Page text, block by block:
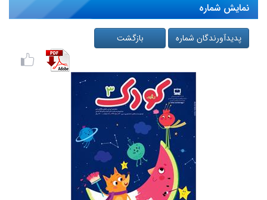
نمایش شماره
پدیدآورندگان شماره بازگشت